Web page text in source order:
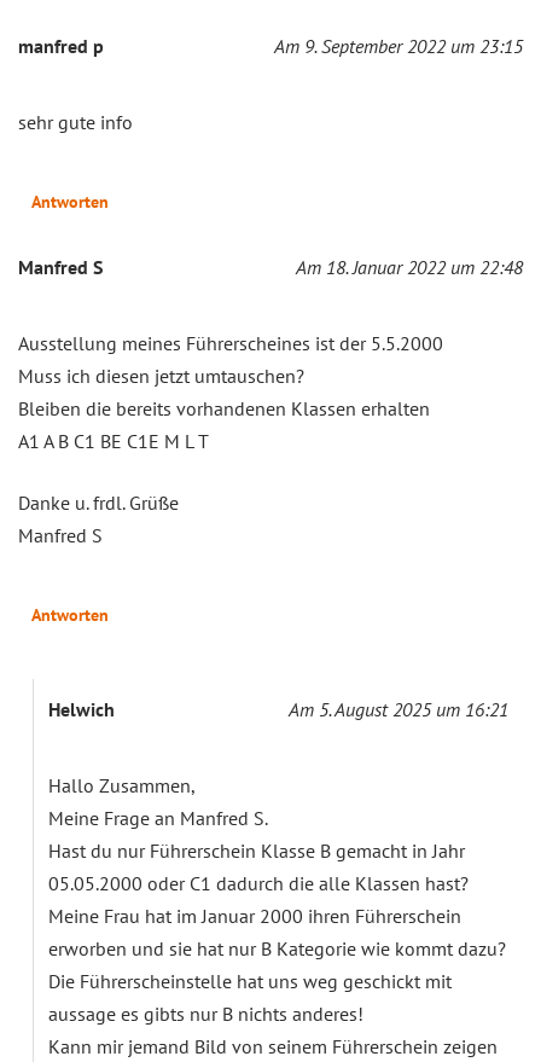
manfred p Am 9. September 2022 um 23:15
sehr gute info
Antworten
Manfred S Am 18. Januar 2022 um 22:48
Ausstellung meines Führerscheines ist der 5.5.2000
Muss ich diesen jetzt umtauschen?
Bleiben die bereits vorhandenen Klassen erhalten
A1 A B C1 BE C1E M L T
Danke u. frdl. Grüße
Manfred S
Antworten
Helwich Am 5. August 2025 um 16:21
Hallo Zusammen,
Meine Frage an Manfred S.
Hast du nur Führerschein Klasse B gemacht in Jahr
05.05.2000 oder C1 dadurch die alle Klassen hast?
Meine Frau hat im Januar 2000 ihren Führerschein
erworben und sie hat nur B Kategorie wie kommt dazu?
Die Führerscheinstelle hat uns weg geschickt mit
aussage es gibts nur B nichts anderes!
Kann mir jemand Bild von seinem Führerschein zeigen